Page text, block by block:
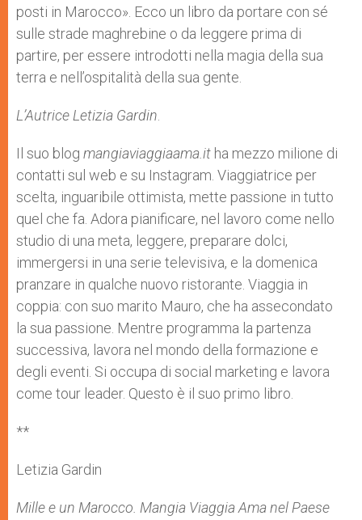
posti in Marocco». Ecco un libro da portare con sé
sulle strade maghrebine o da leggere prima di
partire, per essere introdotti nella magia della sua
terra e nell’ospitalità della sua gente.
L’Autrice Letizia Gardin.
Il suo blog mangiaviaggiaama.it ha mezzo milione di
contatti sul web e su Instagram. Viaggiatrice per
scelta, inguaribile ottimista, mette passione in tutto
quel che fa. Adora pianificare, nel lavoro come nello
studio di una meta, leggere, preparare dolci,
immergersi in una serie televisiva, e la domenica
pranzare in qualche nuovo ristorante. Viaggia in
coppia: con suo marito Mauro, che ha assecondato
la sua passione. Mentre programma la partenza
successiva, lavora nel mondo della formazione e
degli eventi. Si occupa di social marketing e lavora
come tour leader. Questo è il suo primo libro.
**
Letizia Gardin
Mille e un Marocco. Mangia Viaggia Ama nel Paese